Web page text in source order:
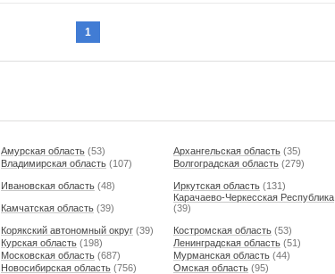
1
Амурская область (53) Архангельская область (35)
Владимирская область (107) Волгоградская область (279)
Ивановская область (48) Иркутская область (131)
Камчатская область (39)
Карачаево-Черкесская Республика
(39)
Корякский автономный округ (39) Костромская область (53)
Курская область (198) Ленинградская область (51)
Московская область (687) Мурманская область (44)
Новосибирская область (756) Омская область (95)